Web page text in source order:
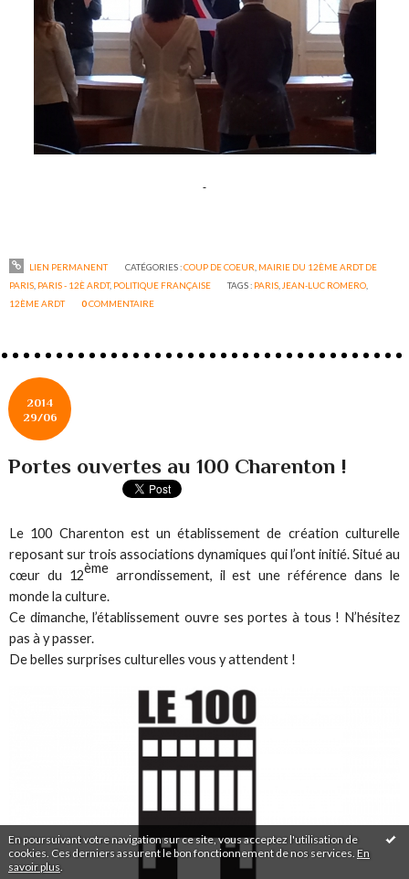
En poursuivant votre navigation sur ce site, vous acceptez l'utilisation de
cookies. Ces derniers assurent le bon fonctionnement de nos services. En
savoir plus
LIEN PERMANENT CATÉGORIES :COUP DE COEUR MAIRIE DU 12ÈME ARDT DE
PARIS PARIS - 12È ARDT, POLITIQUE FRANÇAISE TAGS : PARIS JEAN-LUC ROMERO
12ÈME ARDT
0COMMENTAIRE
2014
29/06
Portes ouvertes au 100 Charenton !
Le 100 Charenton est un établissement de création culturelle
reposant sur trois associations dynamiques qui l’ont initié. Situé au
cœur du 12ème arrondissement, il est une référence dans le
monde la culture.
Ce dimanche, l’établissement ouvre ses portes à tous ! N’hésitez
pas à y passer.
De belles surprises culturelles vous y attendent !